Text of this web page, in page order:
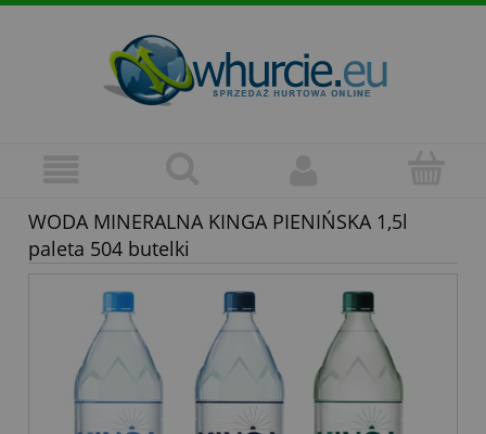
WODA MINERALNA KINGA PIENIŃSKA 1,5l
paleta 504 butelki